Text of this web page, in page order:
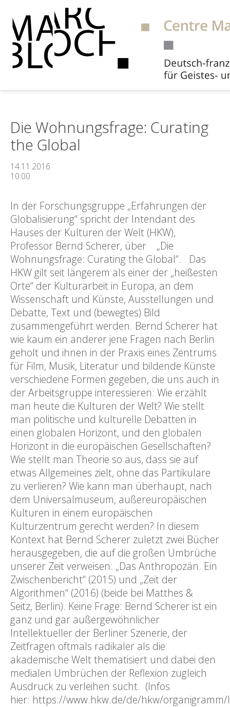
Die Wohnungsfrage: Curating
the Global
14.11.2016
10:00
In der Forschungsgruppe „Erfahrungen der
Globalisierung“ spricht der Intendant des
Hauses der Kulturen der Welt (HKW),
Professor Bernd Scherer, über „Die
Wohnungsfrage: Curating the Global“. Das
HKW gilt seit längerem als einer der „heißesten
Orte“ der Kulturarbeit in Europa, an dem
Wissenschaft und Künste, Ausstellungen und
Debatte, Text und (bewegtes) Bild
zusammengeführt werden. Bernd Scherer hat
wie kaum ein anderer jene Fragen nach Berlin
geholt und ihnen in der Praxis eines Zentrums
für Film, Musik, Literatur und bildende Künste
verschiedene Formen gegeben, die uns auch in
der Arbeitsgruppe interessieren: Wie erzählt
man heute die Kulturen der Welt? Wie stellt
man politische und kulturelle Debatten in
einen globalen Horizont, und den globalen
Horizont in die europäischen Gesellschaften?
Wie stellt man Theorie so aus, dass sie auf
etwas Allgemeines zielt, ohne das Partikulare
zu verlieren? Wie kann man überhaupt, nach
dem Universalmuseum, außereuropäischen
Kulturen in einem europäischen
Kulturzentrum gerecht werden? In diesem
Kontext hat Bernd Scherer zuletzt zwei Bücher
herausgegeben, die auf die großen Umbrüche
unserer Zeit verweisen: „Das Anthropozän. Ein
Zwischenbericht“ (2015) und „Zeit der
Algorithmen“ (2016) (beide bei Matthes &
Seitz, Berlin). Keine Frage: Bernd Scherer ist ein
ganz und gar außergewöhnlicher
Intellektueller der Berliner Szenerie, der
Zeitfragen oftmals radikaler als die
akademische Welt thematisiert und dabei den
medialen Umbrüchen der Reflexion zugleich
Ausdruck zu verleihen sucht. (Infos
hier: https://www.hkw.de/de/hkw/